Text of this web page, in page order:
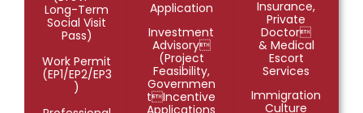
Long-Term
Social Visit
Pass)
Work Permit
(EP1/EP2/EP3
)
Application
Investment
Advisory
(Project
Feasibility,
Governmen
tIncentive
Applications
Insurance,
Private
Doctor
& Medical
Escort
Services
Immigration
Culture